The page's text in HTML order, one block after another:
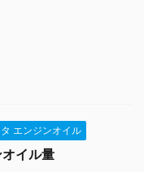
タ エンジンオイル
イル量